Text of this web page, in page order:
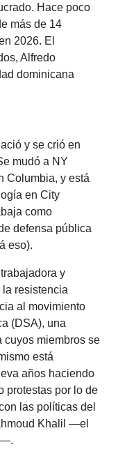
Hace poco
más de 14
2026. El
Alfredo
dominicana
y se crió en
mudó a NY
Columbia, y está
en City
como
defensa pública
eso).
y
la resistencia
al movimiento
(DSA), una
miembros se
está
años haciendo
protestas por lo de
las políticas del
Khalil —el